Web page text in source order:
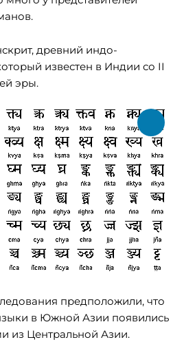
древний индо-
известен в Индии со II
эры.
предположили, что
в Южной Азии появились
из Центральной Азии.